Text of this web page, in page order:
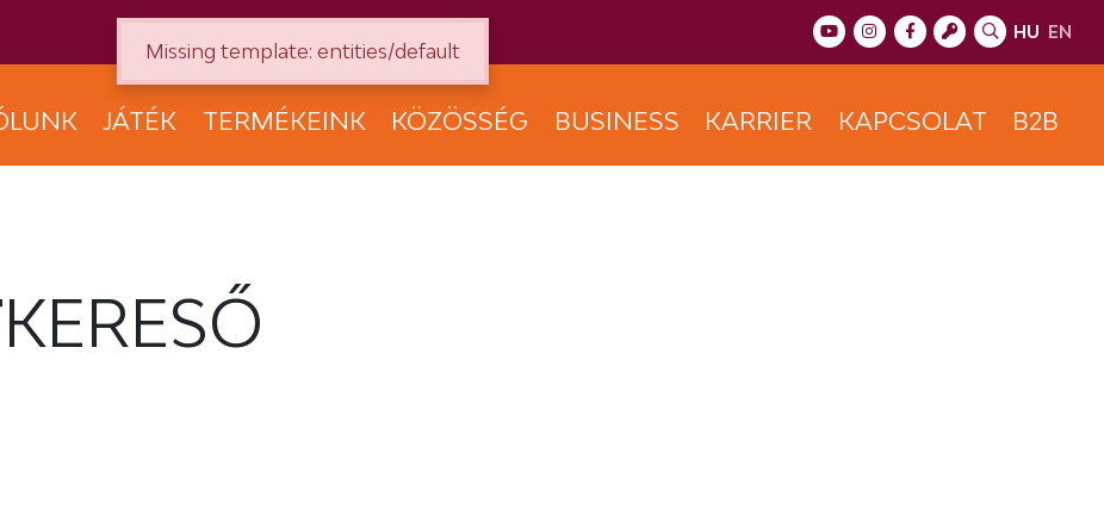
HU EN
JÁTÉK TERMÉKEINK KÖZÖSSÉG BUSINESS KARRIER KAPCSOLAT B2B
KERESŐ
Missing template: entities/default